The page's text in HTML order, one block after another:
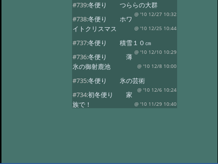
#739:冬便り つららの大群
@ '10 12/27 10:32
#738:冬便り ホワ
イトクリスマス
@ '10 12/25 10:44
#737:冬便り 積雪１０㎝
@ '10 12/10 10:29
#736:冬便り 薄
氷の御射鹿池
@ '10 12/8 10:00
#735:冬便り 氷の芸術
@ '10 12/6 10:24
#734:初冬便り 家
族で！
@ '10 11/29 10:40